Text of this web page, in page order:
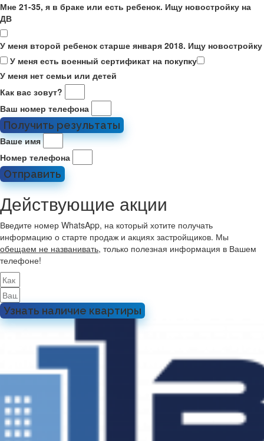
Мне 21-35, я в браке или есть ребенок. Ищу новостройку на
ДВ
У меня второй ребенок старше января 2018. Ищу новостройку
У меня есть военный сертификат на покупку
У меня нет семьи или детей
Как вас зовут?
Ваш номер телефона
Получить результаты
Ваше имя
Номер телефона
Отправить
Действующие акции
Введите номер WhatsApp, на который хотите получать
информацию о старте продаж и акциях застройщиков. Мы
обещаем не названивать, только полезная информация в Вашем
телефоне!
Узнать наличие квартиры